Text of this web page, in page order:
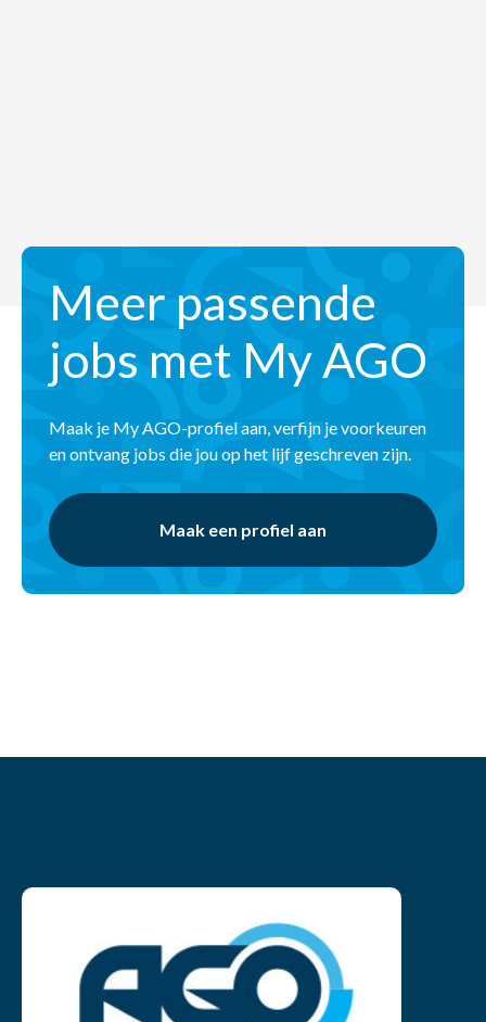
Meer passende
jobs met My AGO
Maak je My AGO-profiel aan, verfijn je voorkeuren
en ontvang jobs die jou op het lijf geschreven zijn.
Maak een profiel aan